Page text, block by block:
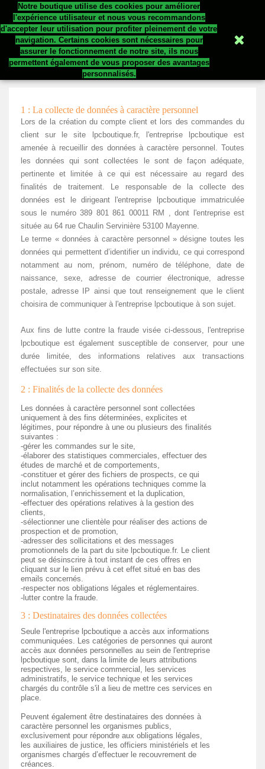

Politique de confidentialité
1 : La collecte de données à caractère personnel
Lors de la création du compte client et lors des commandes du
client sur le site lpcboutique.fr, l'entreprise lpcboutique est
amenée à recueillir des données à caractère personnel. Toutes
les données qui sont collectées le sont de façon adéquate,
pertinente et limitée à ce qui est nécessaire au regard des
finalités de traitement. Le responsable de la collecte des
données est le dirigeant l'entreprise lpcboutique immatriculée
sous le numéro 389 801 861 00011 RM , dont l'entreprise est
située au 64 rue Chaulin Servinière 53100 Mayenne.
Le terme « données à caractère personnel » désigne toutes les
données qui permettent d’identifier un individu, ce qui correspond
notamment au nom, prénom, numéro de téléphone, date de
naissance, sexe, adresse de courrier électronique, adresse
postale, adresse IP ainsi que tout renseignement que le client
choisira de communiquer à l'entreprise lpcboutique à son sujet.
Aux fins de lutte contre la fraude visée ci-dessous, l'entreprise
lpcboutique est également susceptible de conserver, pour une
durée limitée, des informations relatives aux transactions
effectuées sur son site.
2 : Finalités de la collecte des données
Les données à caractère personnel sont collectées
uniquement à des fins déterminées, explicites et
légitimes, pour répondre à une ou plusieurs des finalités
suivantes :
-gérer les commandes sur le site,
-élaborer des statistiques commerciales, effectuer des
études de marché et de comportements,
-constituer et gérer des fichiers de prospects, ce qui
inclut notamment les opérations techniques comme la
normalisation, l’enrichissement et la duplication,
-effectuer des opérations relatives à la gestion des
clients,
-sélectionner une clientèle pour réaliser des actions de
prospection et de promotion,
-adresser des sollicitations et des messages
promotionnels de la part du site lpcboutique.fr. Le client
peut se désinscrire à tout instant de ces offres en
cliquant sur le lien prévu à cet effet situé en bas des
emails concernés.
-respecter nos obligations légales et réglementaires.
-lutter contre la fraude.
3 : Destinataires des données collectées
Seule l'entreprise lpcboutique a accès aux informations
communiquées. Les catégories de personnes qui auront
accès aux données personnelles au sein de l'entreprise
lpcboutique sont, dans la limite de leurs attributions
respectives, le service commercial, les services
administratifs, le service technique et les services
chargés du contrôle s'il a lieu de mettre ces services en
place.
Peuvent également être destinataires des données à
caractère personnel les organismes publics,
exclusivement pour répondre aux obligations légales,
les auxiliaires de justice, les officiers ministériels et les
organismes chargés d’effectuer le recouvrement de
créances.
Notre boutique utilise des cookies pour améliorer
l'expérience utilisateur et nous vous recommandons
d'accepter leur utilisation pour profiter pleinement de votre
navigation. Certains cookies sont nécessaires pour
assurer le fonctionnement de notre site, ils nous
permettent également de vous proposer des avantages
personnalisés.